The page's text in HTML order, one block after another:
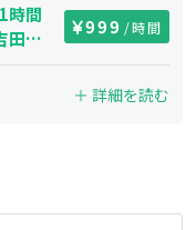
時間
田市
セス
999 /時間
＋ 詳細を読む